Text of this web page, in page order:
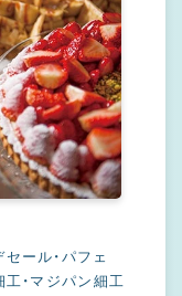
ール・パフェ
工・マジパン細工